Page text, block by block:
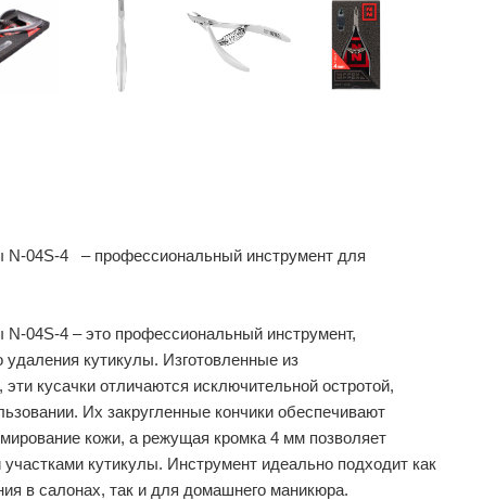
N-04S-4 – профессиональный инструмент для
04S-4 – это профессиональный инструмент,
удаления кутикулы. Изготовленные из
кусачки отличаются исключительной остротой,
Их закругленные кончики обеспечивают
кожи, а режущая кромка 4 мм позволяет
кутикулы. Инструмент идеально подходит как
в салонах, так и для домашнего маникюра.